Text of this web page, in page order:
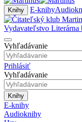
Knihy E-knihy
Vyhľadávanie
Prihlásiť
Vyhľadávanie
Knihy
E-knihy
Audioknihy